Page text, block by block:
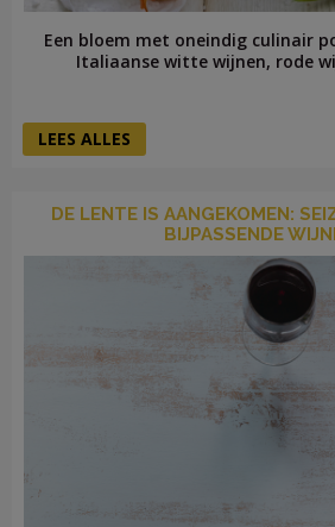
Een bloem met oneindig culinair
Italiaanse witte wijnen, rode
LEES ALLES
DE LENTE IS AANGEKOMEN:
BIJPASSENDE